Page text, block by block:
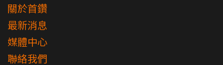
關於首鑽
最新消息
媒體中心
聯絡我們